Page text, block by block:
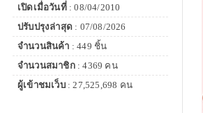
เปิดเมื่อวันที่: 08/04/2010
ปรับปรุงล่าสุด : 07/08/2026
จำนวนสินค้า : 449 ชิ้น
จำนวนสมาชิก: 4369 คน
ผู้เข้าชมเว็บ: 27,525,698 คน